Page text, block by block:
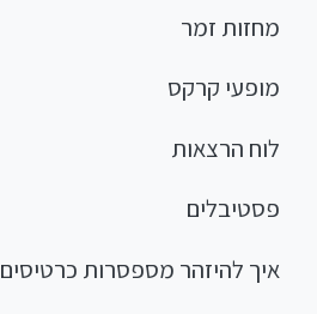
מחזות זמר
מופעי קרקס
לוח הרצאות
פסטיבלים
איך להיזהר מספסרות כרטיסים